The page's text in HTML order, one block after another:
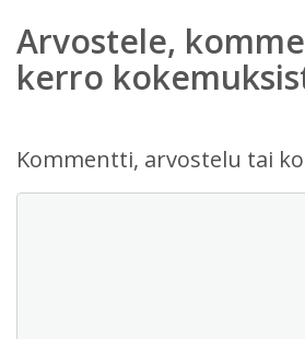
Arvostele,
kerro
Kommentti, arvostelu tai